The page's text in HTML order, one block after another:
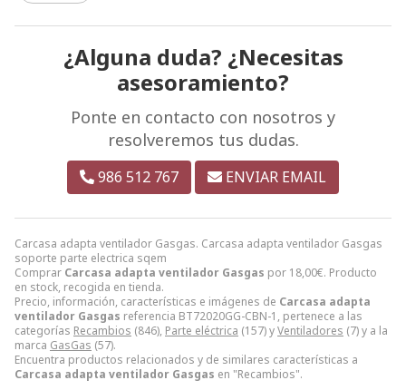
Carcasa adapta ventilador Gasgas. Carcasa adapta ventilador Gasgas
soporte parte electrica sqem
Comprar Carcasa adapta ventilador Gasgas por 18,00€. Producto
en stock, recogida en tienda.
Precio, información, características e imágenes de Carcasa adapta
ventilador Gasgas referencia BT72020GG-CBN-1, pertenece a las
categorías Recambios (846), Parte eléctrica (157) yVentiladores (7) y a la
marca GasGas (57).
Encuentra productos relacionados y de similares características a
Carcasa adapta ventilador Gasgas en "Recambios".
¿Alguna duda? ¿Necesitas
asesoramiento?
Ponte en contacto con nosotros y
resolveremos tus dudas.
986 512 767 ENVIAR EMAIL